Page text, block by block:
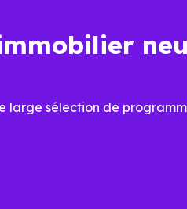
large sélection de